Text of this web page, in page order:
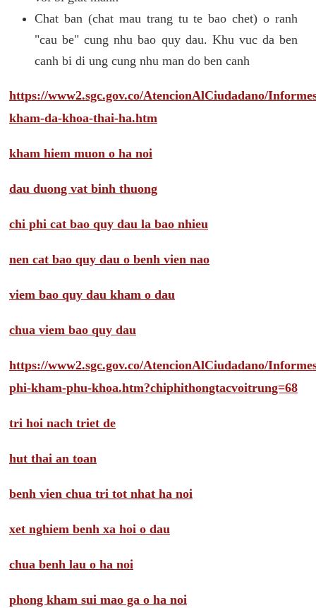
Chat ban (chat mau trang tu te bao chet) o ranh
"cau be" cung nhu bao quy dau. Khu vuc da ben
canh bi di ung cung nhu man do ben canh
https://www2.sgc.gov.co/AtencionAlCiudadano/
kham-da-khoa-thai-ha.htm
kham hiem muon o ha noi
dau duong vat binh thuong
chi phi cat bao quy dau la bao nhieu
nen cat bao quy dau o benh vien nao
viem bao quy dau kham o dau
chua viem bao quy dau
https://www2.sgc.gov.co/AtencionAlCiudadano/
phi-kham-phu-khoa.htm?chiphithongtacvoitrung=68
tri hoi nach triet de
hut thai an toan
benh vien chua tri tot nhat ha noi
xet nghiem benh xa hoi o dau
chua benh lau o ha noi
phong kham sui mao ga o ha noi